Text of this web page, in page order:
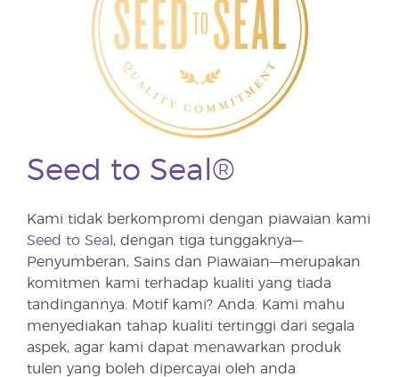
Seed to Seal®
Kami tidak berkompromi dengan piawaian kami
Seed to Seal , dengan tiga tunggaknya—
Penyumberan, Sains dan Piawaian—merupakan
komitmen kami terhadap kualiti yang tiada
tandingannya. Motif kami? Anda. Kami mahu
menyediakan tahap kualiti tertinggi dari segala
aspek, agar kami dapat menawarkan produk
tulen yang boleh dipercayai oleh anda